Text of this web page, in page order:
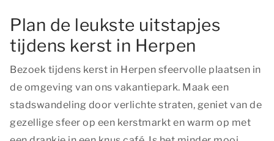
Plan de leukste uitstapjes
tijdens kerst in Herpen
Bezoek tijdens kerst in Herpen sfeervolle plaatsen in
de omgeving van ons vakantiepark. Maak een
stadswandeling door verlichte straten, geniet van de
gezellige sfeer op een kerstmarkt en warm op met